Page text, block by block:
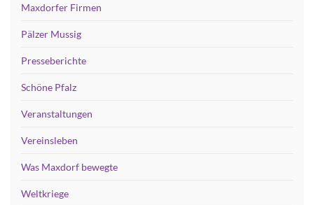
Maxdorfer Firmen
Pälzer Mussig
Presseberichte
Schöne Pfalz
Veranstaltungen
Vereinsleben
Was Maxdorf bewegte
Weltkriege